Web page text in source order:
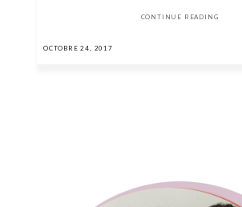
CONTINUE READING
OCTOBRE 24, 2017